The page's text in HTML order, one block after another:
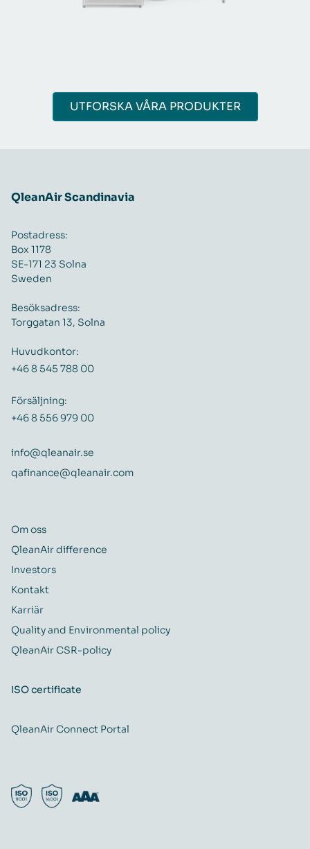
UTFORSKA VÅRA PRODUKTER
QleanAir Scandinavia
Postadress:
Box 1178
SE-171 23 Solna
Sweden
Besöksadress:
Torggatan 13, Solna
Huvudkontor:
+46 8 545 788 00
Försäljning:
+46 8 556 979 00
info@qleanair.se
qafinance@qleanair.com
Om oss
QleanAir difference
Investors
Kontakt
Karriär
Quality and Environmental policy
QleanAir CSR-policy
ISO certificate
QleanAir Connect Portal